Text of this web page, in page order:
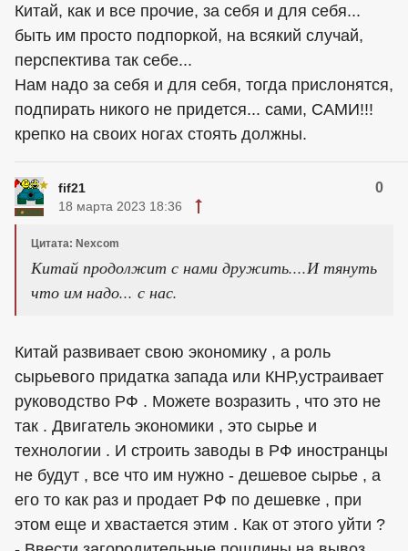
Китай, как и все прочие, за себя и для себя...
быть им просто подпоркой, на всякий случай,
перспектива так себе...
Нам надо за себя и для себя, тогда прислонятся,
подпирать никого не придется... сами, САМИ!!!
крепко на своих ногах стоять должны.
fif21 0
18 марта 2023 18:36
Цитата: Nexcom
Китай продолжит с нами дружить....И тянуть
что им надо... с нас.
Китай развивает свою экономику , а роль
сырьевого придатка запада или КНР,устраивает
руководство РФ . Можете возразить , что это не
так . Двигатель экономики , это сырье и
технологии . И строить заводы в РФ иностранцы
не будут , все что им нужно - дешевое сырье , а
его то как раз и продает РФ по дешевке , при
этом еще и хвастается этим . Как от этого уйти ?